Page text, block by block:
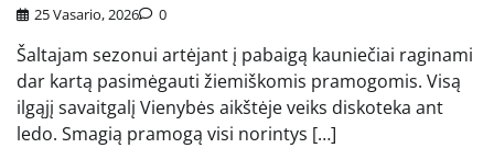
25 Vasario, 2026 0
Šaltajam sezonui artėjant į pabaigą kauniečiai raginami
dar kartą pasimėgauti žiemiškomis pramogomis. Visą
ilgąjį savaitgalį Vienybės aikštėje veiks diskoteka ant
ledo. Smagią pramogą visi norintys […]